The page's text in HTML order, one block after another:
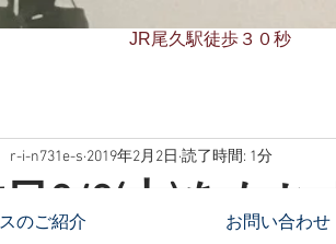
2/2(土)をもち
r-i-n731e-s 2019年2月2日 読了時間: 1分
のご紹介 お問い合わせ
JR尾久駅徒歩３０